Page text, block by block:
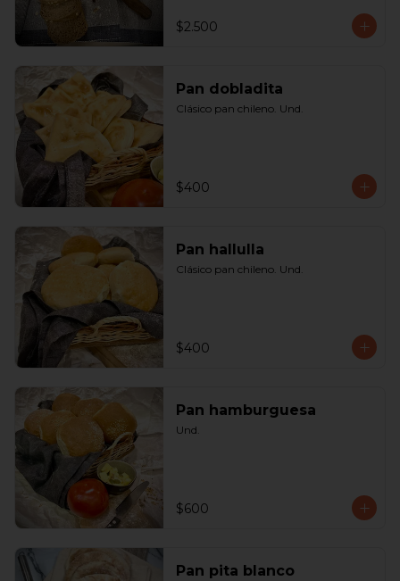
$2.500
Pan dobladita
Clásico pan chileno. Und.
$400
Pan hallulla
Clásico pan chileno. Und.
$400
Pan hamburguesa
Und.
$600
Pan pita blanco